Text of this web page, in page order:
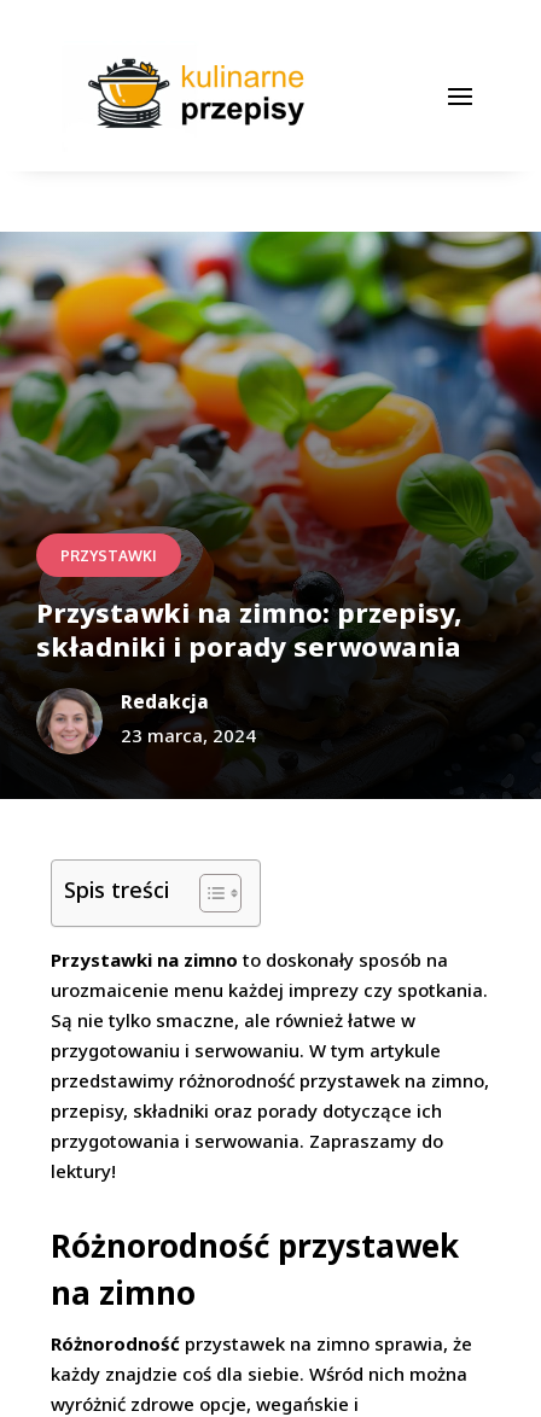
PRZYSTAWKI
Przystawki na zimno: przepisy,
składniki i porady serwowania
Redakcja
23 marca, 2024
Spis treści
Przystawki na zimno to doskonały sposób na
urozmaicenie menu każdej imprezy czy spotkania.
Są nie tylko smaczne, ale również łatwe w
przygotowaniu i serwowaniu. W tym artykule
przedstawimy różnorodność przystawek na zimno,
przepisy, składniki oraz porady dotyczące ich
przygotowania i serwowania. Zapraszamy do
lektury!
Różnorodność przystawek
na zimno
Różnorodność przystawek na zimno sprawia, że
każdy znajdzie coś dla siebie. Wśród nich można
wyróżnić zdrowe opcje, wegańskie i